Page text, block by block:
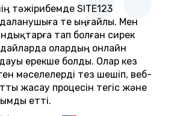
тәжірибемде SITE123
өте ыңғайлы. Мен
тап болған сирек
олардың онлайн
ерекше болды. Олар кез
мәселелерді тез шешіп, веб-
жасау процесін тегіс және
етті.